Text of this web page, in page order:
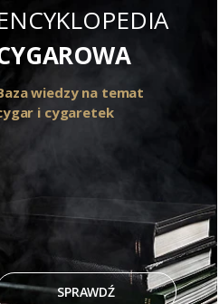
wiedzy na temat
i cygaretek
SPRAWDŹ